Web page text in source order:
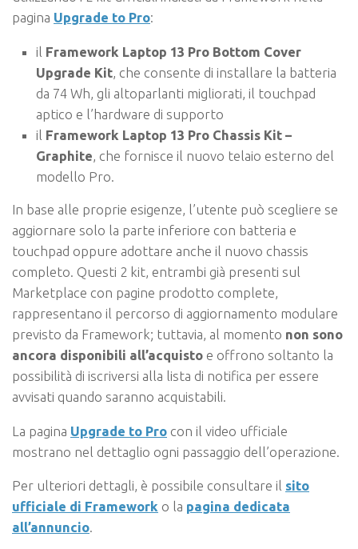
pagina Upgrade to Pro:
il Framework Laptop 13 Pro Bottom Cover
Upgrade Kit, che consente di installare la batteria
da 74 Wh, gli altoparlanti migliorati, il touchpad
aptico e l’hardware di supporto
il Framework Laptop 13 Pro Chassis Kit –
Graphite, che fornisce il nuovo telaio esterno del
modello Pro.
In base alle proprie esigenze, l’utente può scegliere se
aggiornare solo la parte inferiore con batteria e
touchpad oppure adottare anche il nuovo chassis
completo. Questi 2 kit, entrambi già presenti sul
Marketplace con pagine prodotto complete,
rappresentano il percorso di aggiornamento modulare
previsto da Framework; tuttavia, al momento non sono
ancora disponibili all’acquisto e offrono soltanto la
possibilità di iscriversi alla lista di notifica per essere
avvisati quando saranno acquistabili.
La pagina Upgrade to Pro con il video ufficiale
mostrano nel dettaglio ogni passaggio dell’operazione.
Per ulteriori dettagli, è possibile consultare il sito
ufficiale di Framework o la pagina dedicata
all’annuncio.